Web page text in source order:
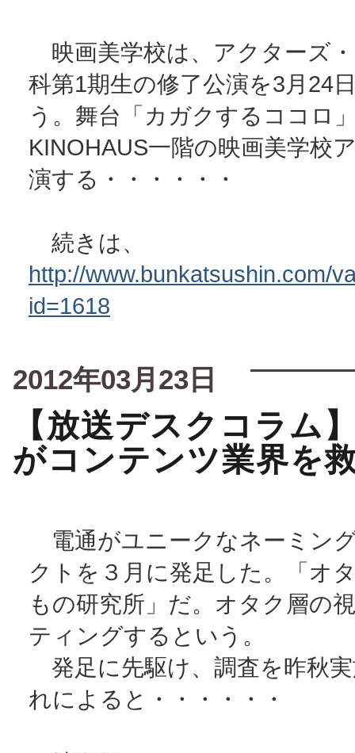
映画美学校は、アクターズ
科第1期生の修了公演を3月24
う。舞台「カガクするココロ
KINOHAUS一階の映画美学校
演する・・・・・・
続きは、
http://www.bunkatsushin.com/
id=1618
2012年03月23日
【放送デスクコラム
がコンテンツ業界を
電通がユニークなネーミン
クトを３月に発足した。「オ
もの研究所」だ。オタク層の
ティングするという。
発足に先駆け、調査を昨秋
れによると・・・・・・